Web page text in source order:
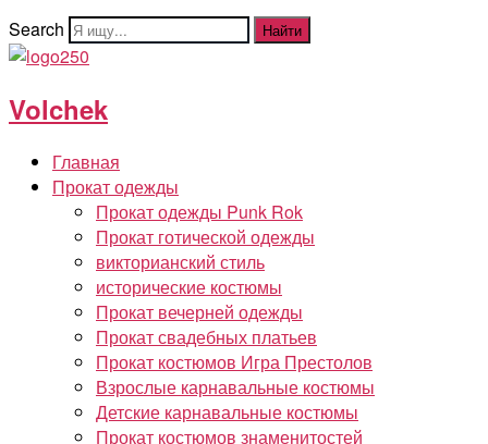
Search
Найти
Volchek
Главная
Прокат одежды
Прокат одежды Punk Rok
Прокат готической одежды
викторианский стиль
исторические костюмы
Прокат вечерней одежды
Прокат свадебных платьев
Прокат костюмов Игра Престолов
Взрослые карнавальные костюмы
Детские карнавальные костюмы
Прокат костюмов знаменитостей